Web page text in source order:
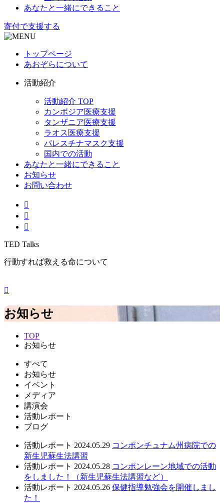
あなたと一緒にできること
寄付で支援する
トップページ
あおぞらについて
活動紹介
活動紹介 TOP
カンボジア医療支援
タンザニア医療支援
ラオス医療支援
パレスチナマスク支援
国内での活動
あなたと一緒にできること
お知らせ
お問い合わせ
TED Talks
行動すれば救える命について
お知らせ
TOP
お知らせ
すべて
お知らせ
イベント
メディア
講演会
活動レポート
ブログ
活動レポート 2024.05.29 コンポンチュナム州病院での
新生児蘇生法講習
活動レポート 2024.05.28 コンポンレーン地域での活動
をしました！（新生児蘇生法講習など）
活動レポート 2024.05.26 保健指導勉強会を開催しまし
た！